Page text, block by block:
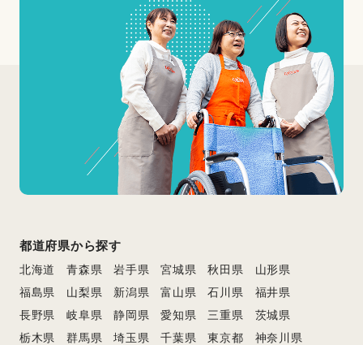
都道府県から探す
北海道 青森県 岩手県 宮城県 秋田県
山形県
福島県
山梨県 新潟県 富山県 石川県
福井県
長野県
岐阜県 静岡県 愛知県 三重県
茨城県
栃木県
群馬県 埼玉県 千葉県 東京都
神奈川県